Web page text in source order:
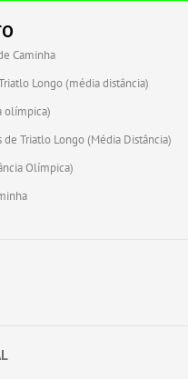
Caminha
Longo (média distância)
olímpica)
de Triatlo Longo (Média Distância)
Olímpica)